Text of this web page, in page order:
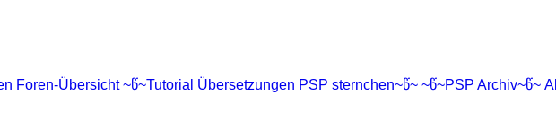
Foren-Übersicht ~წ~Tutorial Übersetzungen PSP sternchen~წ~ ~წ~PSP Archiv~წ~